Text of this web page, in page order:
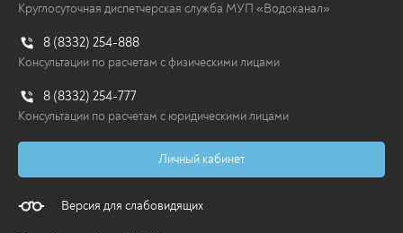
Круглосуточная диспетчерская служба МУП «Водоканал»
8 (8332) 254-888
Консультации по расчетам с физическими лицами
8 (8332) 254-777
Консультации по расчетам с юридическими лицами
Личный кабинет
Версия для слабовидящих